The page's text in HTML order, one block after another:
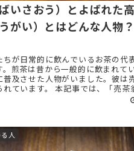
いさおう）とよばれた
うがい）とはどんな人物
ちが日常的に飲んでいるお茶の代
。煎茶は昔から一般的に飲まれて
普及させた人物がいました。彼は
れています。 本記事では、「売茶
人